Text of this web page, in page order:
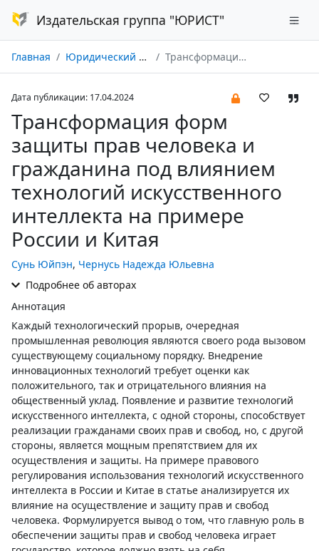
Издательская группа "ЮРИСТ"
Главная Юридический мир № 04/2024 Трансформация форм защиты прав человека и гражданина под влиянием технологий искусственного интеллекта на примере России и Китая
Дата публикации: 17.04.2024
Трансформация форм
защиты прав человека и
гражданина под влиянием
технологий искусственного
интеллекта на примере
России и Китая
Сунь Юйпэн, Чернусь Надежда Юльевна
Подробнее об авторах
Аннотация
Каждый технологический прорыв, очередная
промышленная революция являются своего рода вызовом
существующему социальному порядку. Внедрение
инновационных технологий требует оценки как
положительного, так и отрицательного влияния на
общественный уклад. Появление и развитие технологий
искусственного интеллекта, с одной стороны, способствует
реализации гражданами своих прав и свобод, но, с другой
стороны, является мощным препятствием для их
осуществления и защиты. На примере правового
регулирования использования технологий искусственного
интеллекта в России и Китае в статье анализируется их
влияние на осуществление и защиту прав и свобод
человека. Формулируется вывод о том, что главную роль в
обеспечении защиты прав и свобод человека играет